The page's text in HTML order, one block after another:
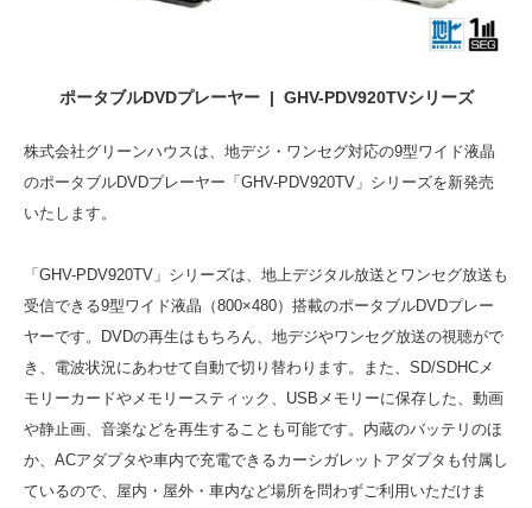
ポータブルDVDプレーヤー | GHV-PDV920TVシリーズ
株式会社グリーンハウスは、地デジ・ワンセグ対応の9型ワイド液晶
のポータブルDVDプレーヤー「GHV-PDV920TV」シリーズを新発売
いたします。
「GHV-PDV920TV」シリーズは、地上デジタル放送とワンセグ放送も
受信できる9型ワイド液晶（800×480）搭載のポータブルDVDプレー
ヤーです。DVDの再生はもちろん、地デジやワンセグ放送の視聴がで
き、電波状況にあわせて自動で切り替わります。また、SD/SDHCメ
モリーカードやメモリースティック、USBメモリーに保存した、動画
や静止画、音楽などを再生することも可能です。内蔵のバッテリのほ
か、ACアダプタや車内で充電できるカーシガレットアダプタも付属し
ているので、屋内・屋外・車内など場所を問わずご利用いただけま